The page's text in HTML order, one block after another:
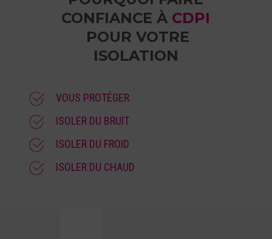
CONFIANCE À CDPI
POUR VOTRE
ISOLATION
VOUS PROTÉGER
ISOLER DU BRUIT
ISOLER DU FROID
ISOLER DU CHAUD